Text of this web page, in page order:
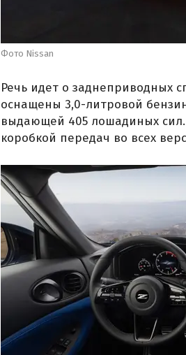
Фото Nissan
Речь идет о заднеприводных
оснащены 3,0-литровой
выдающей 405 лошадиных
коробкой передач во всех